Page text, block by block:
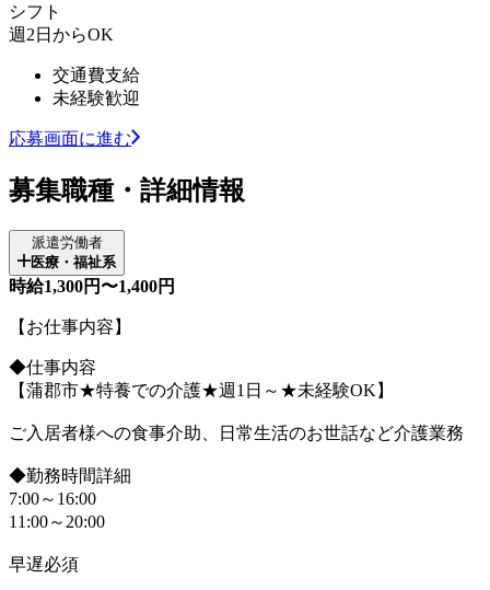
シフト
週2日からOK
交通費支給
未経験歓迎
応募画面に進む
募集職種・詳細情報
派遣労働者
医療・福祉系
時給1,300円〜1,400円
【お仕事内容】
◆仕事内容
【蒲郡市★特養での介護★週1日～★未経験OK】
ご入居者様への食事介助、日常生活のお世話など介護業務
◆勤務時間詳細
7:00～16:00
11:00～20:00
早遅必須